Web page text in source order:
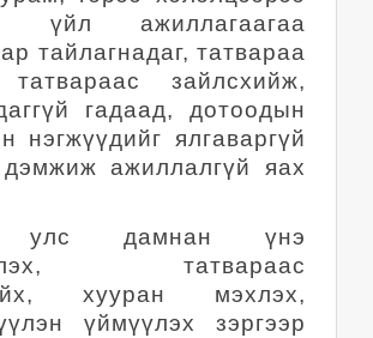
үйл ажиллагаагаа
тайлагнадаг, татвараа
татвараас зайлсхийж,
гадаад, дотоодын
нэгжүүдийг ялгаваргүй
ажиллалгүй яах
улс дамнан үнэ
татвараас
хууран мэхлэх,
үймүүлэх зэргээр